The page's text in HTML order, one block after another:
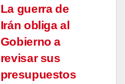
La guerra de
Irán obliga al
Gobierno a
revisar sus
presupuestos